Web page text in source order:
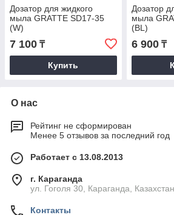
Дозатор для жидкого
мыла GRATTE SD17-35
(W)
7 100 ₸
Купить
Дозатор
мыла
(BL)
6 900₸
О нас
Рейтинг не сформирован
Менее 5 отзывов за последний год
Работает с 13.08.2013
г. Караганда
ул. Гоголя 30, Караганда, Казахстан
Контакты